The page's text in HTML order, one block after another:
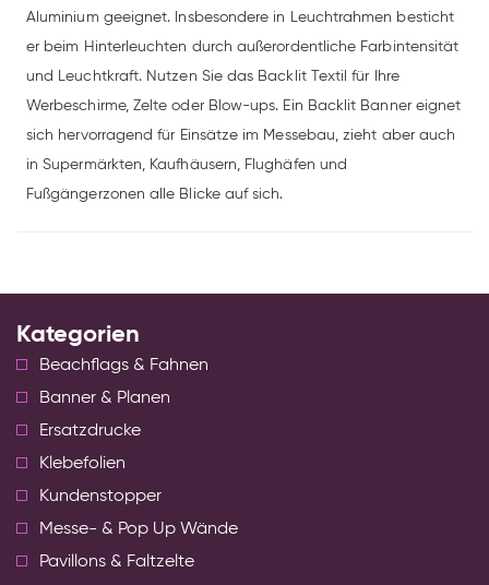
Aluminium geeignet. Insbesondere in Leuchtrahmen besticht
er beim Hinterleuchten durch außerordentliche Farbintensität
und Leuchtkraft. Nutzen Sie das Backlit Textil für Ihre
Werbeschirme, Zelte oder Blow-ups. Ein Backlit Banner eignet
sich hervorragend für Einsätze im Messebau, zieht aber auch
in Supermärkten, Kaufhäusern, Flughäfen und
Fußgängerzonen alle Blicke auf sich.
Kategorien
Beachflags & Fahnen
Banner & Planen
Ersatzdrucke
Klebefolien
Kundenstopper
Messe- & Pop Up Wände
Pavillons & Faltzelte